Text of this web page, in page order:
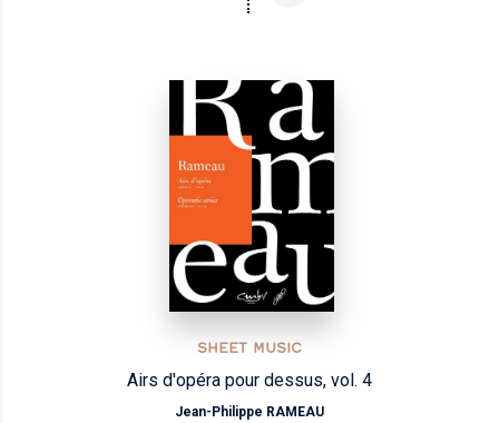
SHEET MUSIC
Airs d'opéra pour dessus, vol. 4
Jean-Philippe RAMEAU